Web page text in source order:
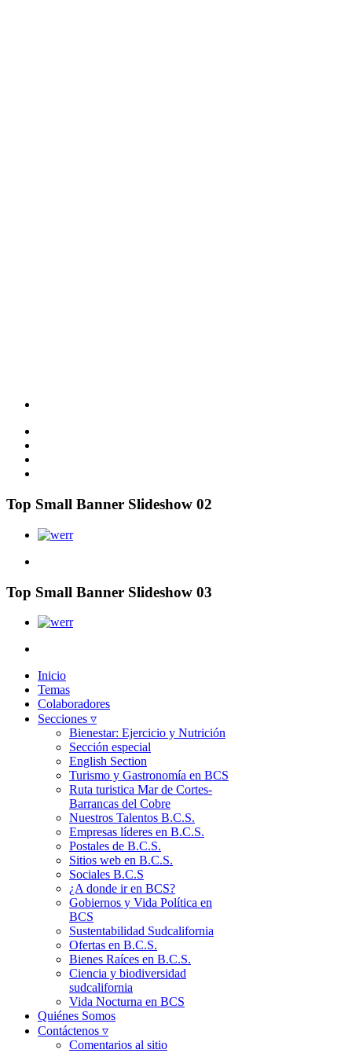
Top Small Banner Slideshow 02
Top Small Banner Slideshow 03
Inicio
Temas
Colaboradores
Secciones ▿
Bienestar: Ejercicio y Nutrición
Sección especial
English Section
Turismo y Gastronomía en BCS
Ruta turistica Mar de Cortes-
Barrancas del Cobre
Nuestros Talentos B.C.S.
Empresas líderes en B.C.S.
Postales de B.C.S.
Sitios web en B.C.S.
Sociales B.C.S
¿A donde ir en BCS?
Gobiernos y Vida Política en
BCS
Sustentabilidad Sudcalifornia
Ofertas en B.C.S.
Bienes Raíces en B.C.S.
Ciencia y biodiversidad
sudcalifornia
Vida Nocturna en BCS
Quiénes Somos
Contáctenos ▿
Comentarios al sitio